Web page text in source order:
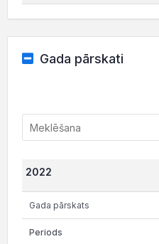
Gada pārskati
2022
Gada pārskats